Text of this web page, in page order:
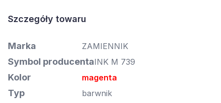
Szczegóły towaru
Marka ZAMIENNIK
Symbol producentaINK M 739
Kolor magenta
Typ barwnik